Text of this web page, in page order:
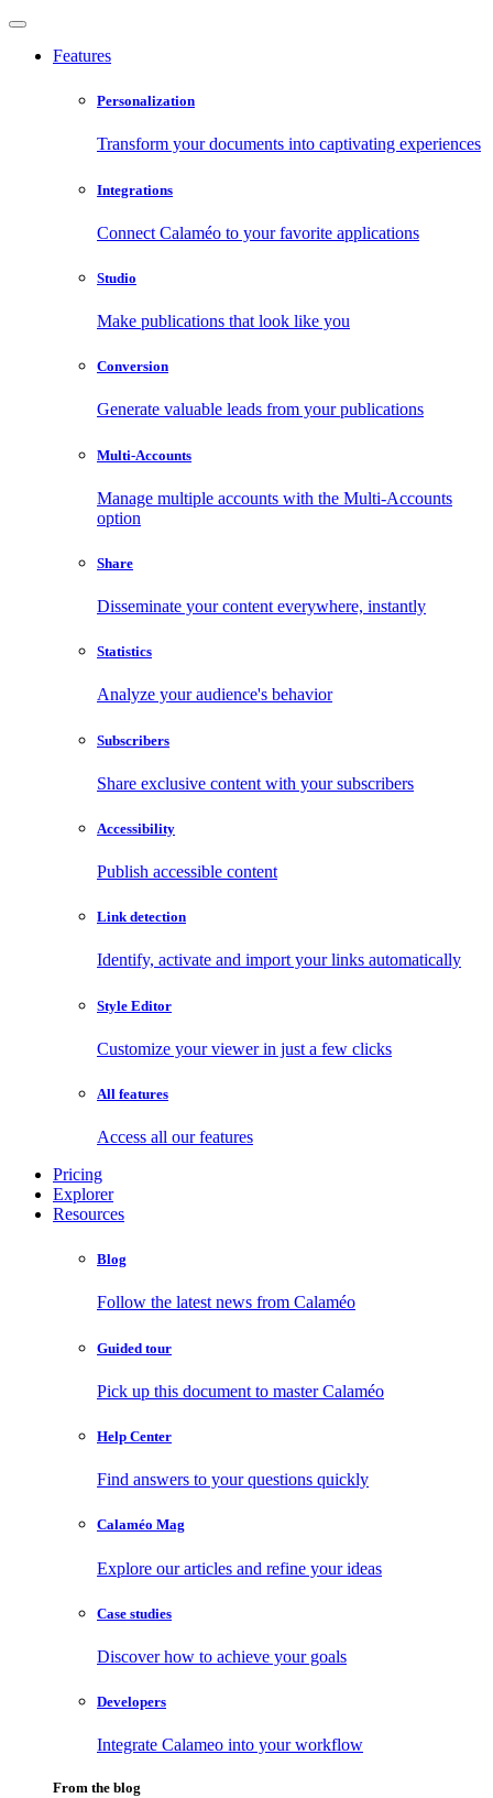
Features
Personalization
Transform your documents into captivating experiences
Integrations
Connect Calaméo to your favorite applications
Studio
Make publications that look like you
Conversion
Generate valuable leads from your publications
Multi-Accounts
Manage multiple accounts with the Multi-Accounts
option
Share
Disseminate your content everywhere, instantly
Statistics
Analyze your audience's behavior
Subscribers
Share exclusive content with your subscribers
Accessibility
Publish accessible content
Link detection
Identify, activate and import your links automatically
Style Editor
Customize your viewer in just a few clicks
All features
Access all our features
Pricing
Explorer
Resources
Blog
Follow the latest news from Calaméo
Guided tour
Pick up this document to master Calaméo
Help Center
Find answers to your questions quickly
Calaméo Mag
Explore our articles and refine your ideas
Case studies
Discover how to achieve your goals
Developers
Integrate Calameo into your workflow
From the blog